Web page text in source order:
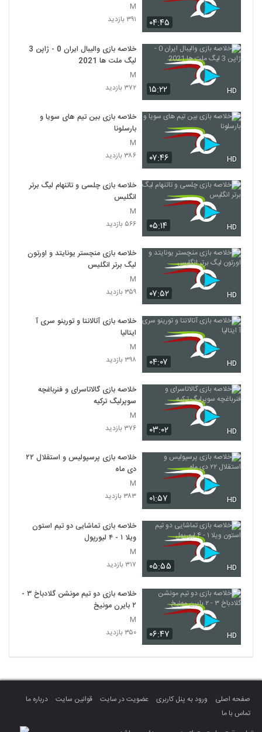
۰۴:۴۵
M
۳۹۱ بازدید
۱۵:۲۲ HD
خلاصه بازی والیبال ایران 0 - ژاپن 3
لیگ ملت ها 2021
M
۳۷۲ بازدید
۰۷:۴۶ HD
خلاصه بازی بین تیم های سویا و
بارسلونا
M
۳۸۶ بازدید
۰۵:۱۴ HD
خلاصه بازی چلسی و تاتنهام لیگ برتر
انگلیس
M
۵۶۶ بازدید
۰۷:۵۲ HD
خلاصه بازی منچستر یونایتد و اورتون
لیگ برتر انگلیس
M
۳۵۹ بازدید
۰۴:۰۷ HD
خلاصه بازی آتالانتا و تورینو سری آ
ایتالیا
M
۳۹۸ بازدید
۰۳:۰۲ HD
خلاصه بازی گالاتاسرای و فنرباغچه
سوپرلیگ ترکیه
M
۳۷۶ بازدید
۰۱:۵۷ HD
خلاصه بازی پرسپولیس و استقلال ۲۲
دی ماه
M
۳۸۳ بازدید
۰۵:۵۵ HD
خلاصه بازی تماشایی دو تیم استون
ویلا ۱ - ۴ لیورپول
M
۳۱۷ بازدید
۰۶:۴۷ HD
خلاصه بازی دو تیم مونشن گلادباخ ۳ -
۲ بایرن مونیخ
M
۳۵۰ بازدید
صفحه اصلی ورود به پنل کاربری عضویت در سایت قوانین سایت
درباره ما
تماس با ما